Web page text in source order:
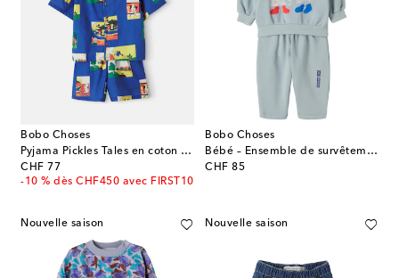
Bobo Choses
Pyjama Pickles Tales en coton imprimé
CHF 77
original price
-10 % dès CHF450 avec FIRST10
Bobo Choses
Bébé – Ensemble de survêtement en coton
CHF 85
original price
Nouvelle saison Nouvelle saison